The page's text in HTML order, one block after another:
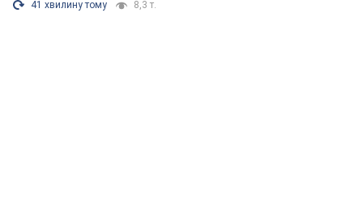
химиотерапии, разгорелся скандал.